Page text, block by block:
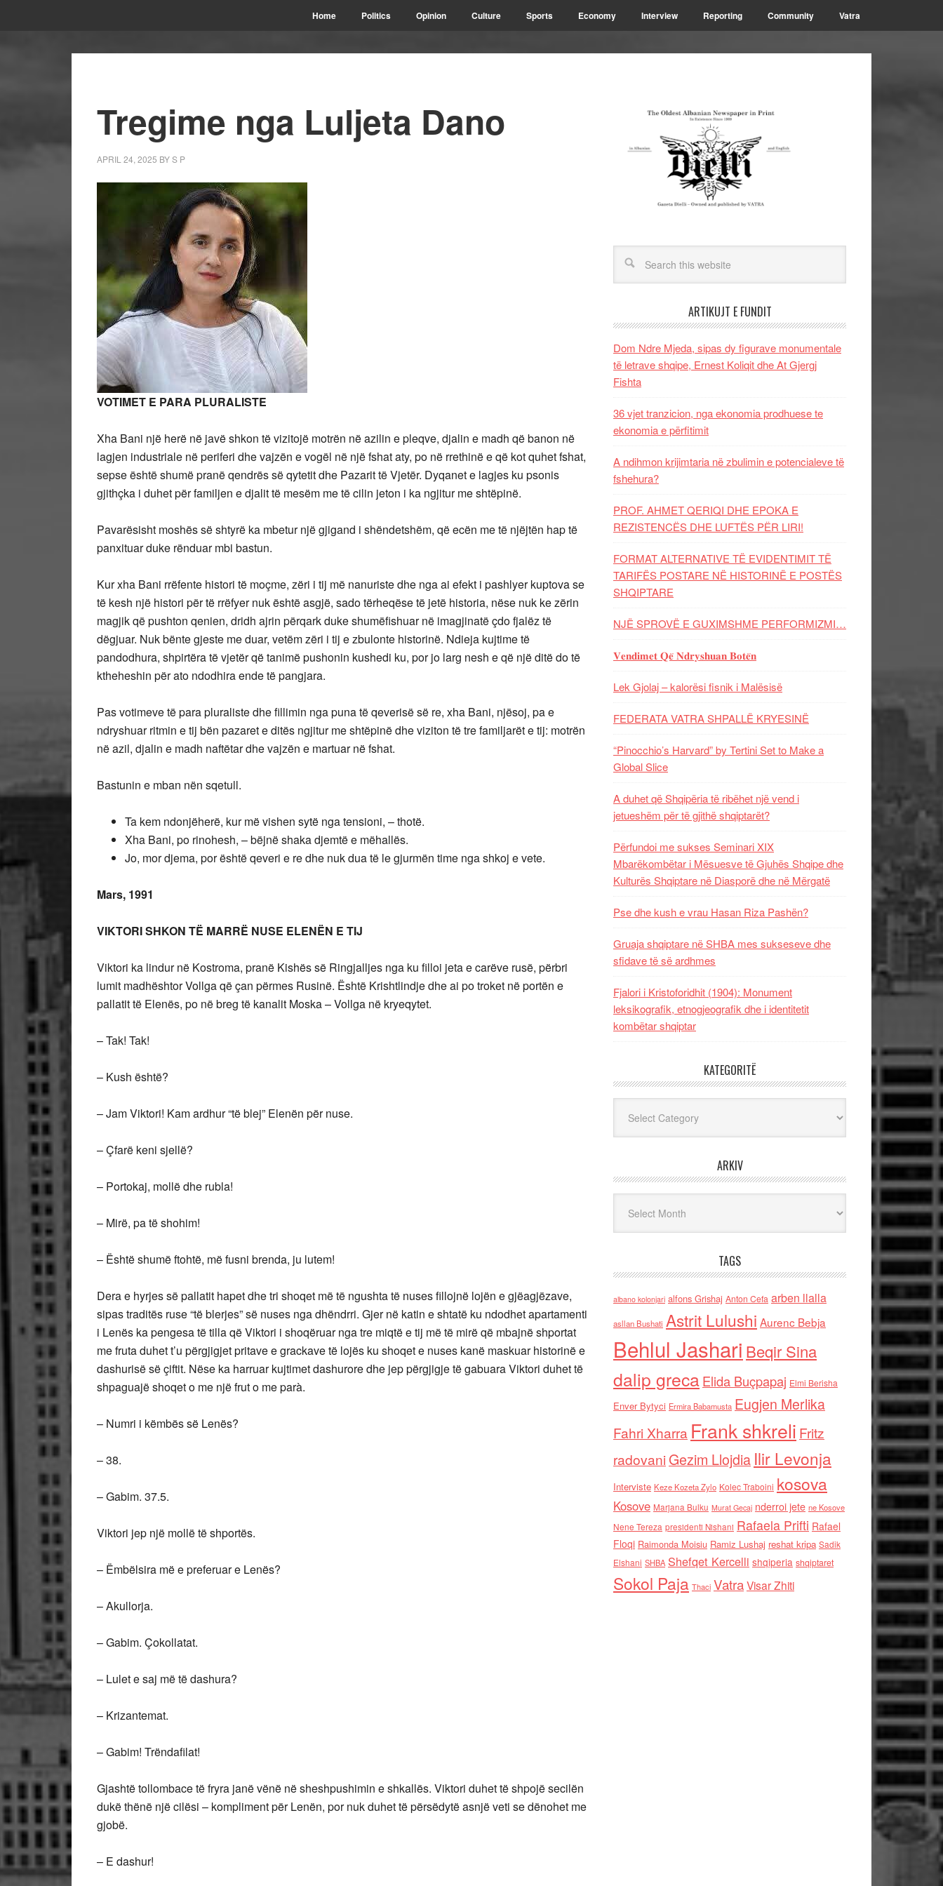
Home Politics Opinion Culture Sports Economy Interview Reporting Community Vatra
Tregime nga Luljeta Dano
APRIL 24, 2025 BYS P
VOTIMET E PARA PLURALISTE
Xha Bani një herë në javë shkon të vizitojë motrën në azilin e pleqve, djalin e madh që banon në
lagjen industriale në periferi dhe vajzën e vogël në një fshat aty, po në rrethinë e që kot quhet fshat,
sepse është shumë pranë qendrës së qytetit dhe Pazarit të Vjetër. Dyqanet e lagjes ku psonis
gjithçka i duhet për familjen e djalit të mesëm me të cilin jeton i ka ngjitur me shtëpinë.
Pavarësisht moshës së shtyrë ka mbetur një gjigand i shëndetshëm, që ecën me të njëjtën hap të
panxituar duke rënduar mbi bastun.
Kur xha Bani rrëfente histori të moçme, zëri i tij më nanuriste dhe nga ai efekt i pashlyer kuptova se
të kesh një histori për të rrëfyer nuk është asgjë, sado tërheqëse të jetë historia, nëse nuk ke zërin
magjik që pushton qenien, dridh ajrin përqark duke shumëfishuar në imagjinatë çdo fjalëz të
dëgjuar. Nuk bënte gjeste me duar, vetëm zëri i tij e zbulonte historinë. Ndieja kujtime të
pandodhura, shpirtëra të vjetër që tanimë pushonin kushedi ku, por jo larg nesh e që një ditë do të
ktheheshin për ato ndodhira ende të pangjara.
Pas votimeve të para pluraliste dhe fillimin nga puna të qeverisë së re, xha Bani, njësoj, pa e
ndryshuar ritmin e tij bën pazaret e ditës ngjitur me shtëpinë dhe viziton të tre familjarët e tij: motrën
në azil, djalin e madh naftëtar dhe vajzën e martuar në fshat.
Bastunin e mban nën sqetull.
Ta kem ndonjëherë, kur më vishen sytë nga tensioni, – thotë.
Xha Bani, po rinohesh, – bëjnë shaka djemtë e mëhallës.
Jo, mor djema, por është qeveri e re dhe nuk dua të le gjurmën time nga shkoj e vete.
Mars, 1991
VIKTORI SHKON TË MARRË NUSE ELENËN E TIJ
Viktori ka lindur në Kostroma, pranë Kishës së Ringjalljes nga ku filloi jeta e carëve rusë, përbri
lumit madhështor Vollga që çan përmes Rusinë. Është Krishtlindje dhe ai po troket në portën e
pallatit të Elenës, po në breg të kanalit Moska – Vollga në kryeqytet.
– Tak! Tak!
– Kush është?
– Jam Viktori! Kam ardhur “të blej” Elenën për nuse.
– Çfarë keni sjellë?
– Portokaj, mollë dhe rubla!
– Mirë, pa të shohim!
– Është shumë ftohtë, më fusni brenda, ju lutem!
Dera e hyrjes së pallatit hapet dhe tri shoqet më të ngushta të nuses fillojnë lojën e gjëagjëzave,
sipas traditës ruse “të blerjes” së nuses nga dhëndrri. Gjer në katin e shtatë ku ndodhet apartamenti
i Lenës ka pengesa të tilla që Viktori i shoqëruar nga tre miqtë e tij më të mirë që mbajnë shportat
me fruta duhet t’u përgjigjet pritave e grackave të lojës ku shoqet e nuses kanë maskuar historinë e
dashurisë së çiftit. Nëse ka harruar kujtimet dashurore dhe jep përgjigje të gabuara Viktori duhet të
shpaguajë shoqet o me një frut o me parà.
– Numri i këmbës së Lenës?
– 38.
– Gabim. 37.5.
Viktori jep një mollë të shportës.
– Ëmbëlsira më e preferuar e Lenës?
– Akullorja.
– Gabim. Çokollatat.
– Lulet e saj më të dashura?
– Krizantemat.
– Gabim! Trëndafilat!
Gjashtë tollombace të fryra janë vënë në sheshpushimin e shkallës. Viktori duhet të shpojë secilën
dukë thënë një cilësi – kompliment për Lenën, por nuk duhet të përsëdytë asnjë veti se dënohet me
gjobë.
– E dashur!
ARTIKUJT E FUNDIT
Dom Ndre Mjeda, sipas dy figurave monumentale
të letrave shqipe, Ernest Koliqit dhe At Gjergj
Fishta
36 vjet tranzicion, nga ekonomia prodhuese te
ekonomia e përfitimit
A ndihmon krijimtaria në zbulimin e potencialeve të
fshehura?
PROF. AHMET QERIQI DHE EPOKA E
REZISTENCЁS DHE LUFTЁS PЁR LIRI!
FORMAT ALTERNATIVE TË EVIDENTIMIT TË
TARIFËS POSTARE NË HISTORINË E POSTËS
SHQIPTARE
NJË SPROVË E GUXIMSHME PERFORMIZMI…
𝐕𝐞𝐧𝐝𝐢𝐦𝐞𝐭 𝐐𝐞̈ 𝐍𝐝𝐫𝐲𝐬𝐡𝐮𝐚𝐧 𝐁𝐨𝐭𝐞̈𝐧
Lek Gjolaj – kalorësi fisnik i Malësisë
FEDERATA VATRA SHPALLË KRYESINË
“Pinocchio’s Harvard” by Tertini Set to Make a
Global Slice
A duhet që Shqipëria të ribëhet një vend i
jetueshëm për të gjithë shqiptarët?
Përfundoi me sukses Seminari XIX
Mbarëkombëtar i Mësuesve të Gjuhës Shqipe dhe
Kulturës Shqiptare në Diasporë dhe në Mërgatë
Pse dhe kush e vrau Hasan Riza Pashën?
Gruaja shqiptare në SHBA mes sukseseve dhe
sfidave të së ardhmes
Fjalori i Kristoforidhit (1904): Monument
leksikografik, etnogjeografik dhe i identitetit
kombëtar shqiptar
KATEGORITË
ARKIV
TAGS
albano kolonjari alfons Grishaj Anton Cefa arben llalla
asllan Bushati Astrit Lulushi Aurenc Bebja
Behlul Jashari Beqir Sina
dalip grecaElida Buçpapaj Elmi Berisha
Enver Bytyci Ermira Babamusta Eugjen Merlika
Fahri Xharra Frank shkreli Fritz
radovaniGezim Llojdia Ilir Levonja
Interviste Keze Kozeta Zylo Kolec Traboini kosova
Kosove Marjana Bulku Murat Gecaj nderroi jete ne Kosove
Nene Tereza presidenti Nishani Rafaela Prifti Rafael
Floqi Raimonda Moisiu Ramiz Lushaj reshat kripa Sadik
Elshani SHBA Shefqet Kercelli shqiperia shqiptaret
Sokol Paja Thaci VatraVisar Zhiti